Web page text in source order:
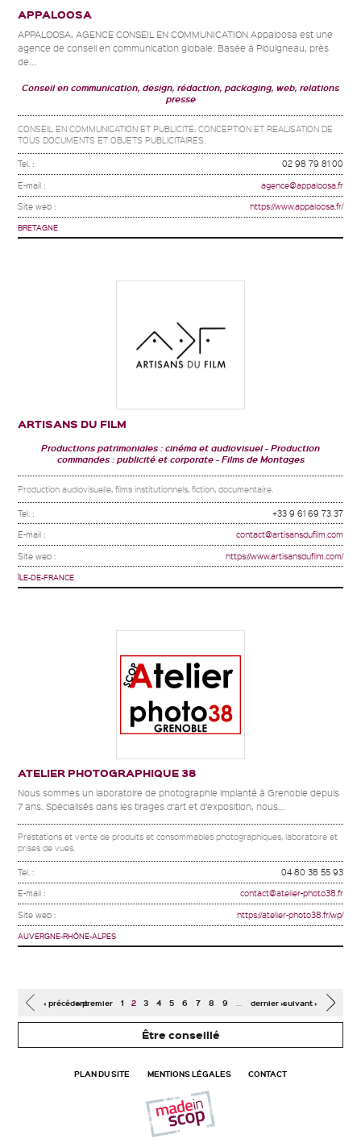
APPALOOSA
APPALOOSA, AGENCE CONSEIL EN COMMUNICATION Appaloosa est une
agence de conseil en communication globale. Basée à Plouigneau, près
de...
Conseil en communication, design, rédaction, packaging, web, relations
presse
CONSEIL EN COMMUNICATION ET PUBLICITE. CONCEPTION ET REALISATION DE
TOUS DOCUMENTS ET OBJETS PUBLICITAIRES.
Tel. : 02 98 79 81 00
E-mail : agence@appaloosa.fr
Site web : https://www.appaloosa.fr/
BRETAGNE
ARTISANS DU FILM
Productions patrimoniales : cinéma et audiovisuel
Production
commandes : publicité et corporate
Films de Montages
Production audiovisuelle, films institutionnels, fiction, documentaire.
Tel. : +33 9 61 69 73 37
E-mail : contact@artisansdufilm.com
Site web : https://www.artisansdufilm.com/
ÎLE-DE-FRANCE
ATELIER PHOTOGRAPHIQUE 38
Nous sommes un laboratoire de photographie implanté à Grenoble depuis
7 ans. Spécialisés dans les tirages d’art et d’exposition, nous...
Prestations et vente de produits et consommables photographiques, laboratoire et
prises de vues.
Tel. : 04 80 38 55 93
E-mail : contact@atelier-photo38.fr
Site web : https://atelier-photo38.fr/wp/
AUVERGNE-RHÔNE-ALPES
Pages
« premier
‹ précédent 1 2 3 4 5 6 7 8 9 suivant ›
dernier »
Être conseillé
PLAN DU SITE MENTIONS LÉGALES CONTACT